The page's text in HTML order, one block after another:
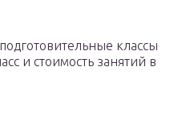
классы
и стоимость занятий в